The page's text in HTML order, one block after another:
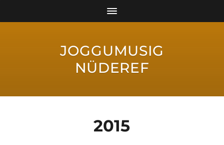
JOGGUMUSIG
NÜDEREF
2015